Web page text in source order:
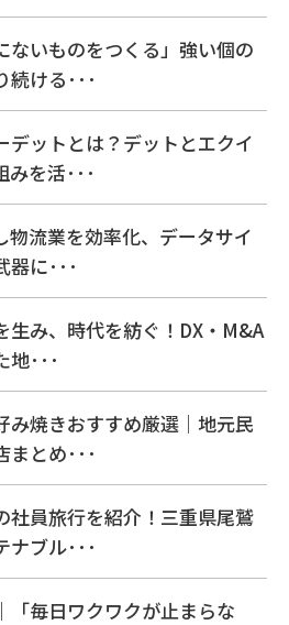
ないものをつくる」強い個の
続ける･･･
デットとは？デットとエクイ
みを活･･･
物流業を効率化、データサイ
器に･･･
生み、時代を紡ぐ！DX・M&A
地･･･
み焼きおすすめ厳選｜地元民
まとめ･･･
社員旅行を紹介！三重県尾鷲
ナブル･･･
「毎日ワクワクが止まらな